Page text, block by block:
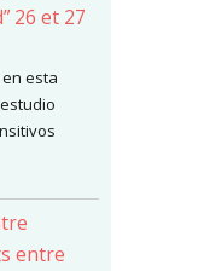
26 et 27
esta
entre